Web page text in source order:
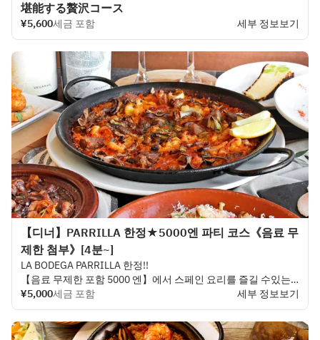
堪能する贅沢コース
¥5,600세금 포함 세부 정보보기
【디너】PARRILLA 한정★5000엔 파티 코스《음료 무
제한 첨부》[4분~]
LA BODEGA PARRILLA 한정!!
【음료 무제한 포함 5000 엔】에서 스페인 요리를 즐길 수있는
코스입니다 ♪ 파에야는 좋아하는 것을 선택하실 수 있습니다.
¥5,000세금 포함 세부 정보보기